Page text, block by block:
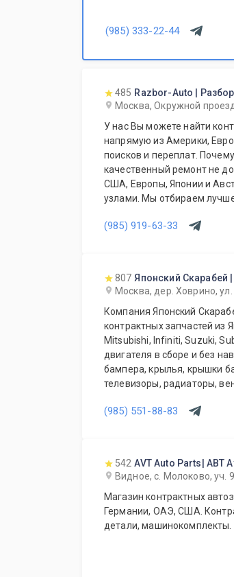
(985) 333-22-44
485 Razbor-Auto |
Москва, Окружной
У нас Вы можете найти
напрямую из Америки,
поисков и переплат.
качественный ремонт не
США, Европы, Японии и
узлами. Мы отбираем
(985) 919-63-33
807 Японский Скарабей
Москва, дер. Ховрино,
Компания Японский
контрактных запчастей из
Mitsubishi, Infiniti, Suzuki,
двигателя в сборе и без
бампера, крылья, крышки
телевизоры, радиаторы,
позиций. Так же мы
(985) 551-88-83
542 AVT Auto Parts| АВТ
Видное, с. Молоково,
Магазин контрактных
Германии, ОАЭ, США.
детали, машинокомплекты.